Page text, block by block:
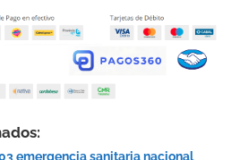
emergencia sanitaria nacional